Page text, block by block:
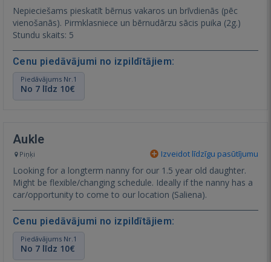
Nepieciešams pieskatīt bērnus vakaros un brīvdienās (pēc
vienošanās). Pirmklasniece un bērnudārzu sācis puika (2g.)
Stundu skaits: 5
Cenu piedāvājumi no izpildītājiem:
Piedāvājums Nr.1
No 7 līdz 10€
Aukle
Piņķi Izveidot līdzīgu pasūtījumu
Looking for a longterm nanny for our 1.5 year old daughter.
Might be flexible/changing schedule. Ideally if the nanny has a
car/opportunity to come to our location (Saliena).
Cenu piedāvājumi no izpildītājiem:
Piedāvājums Nr.1
No 7 līdz 10€